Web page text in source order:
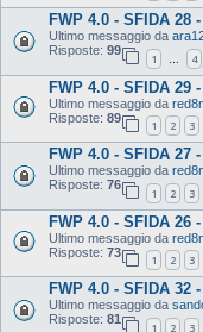
FWP 4.0 - SFIDA 28
Ultimo messaggio da
Risposte: 99
1 … 4
FWP 4.0 - SFIDA 29
Ultimo messaggio da
Risposte: 89
1 2 3
FWP 4.0 - SFIDA 27
Ultimo messaggio da
Risposte: 76
1 2 3
FWP 4.0 - SFIDA 26
Ultimo messaggio da
Risposte: 73
1 2 3
FWP 4.0 - SFIDA
Ultimo messaggio da
Risposte: 81
1 2 3